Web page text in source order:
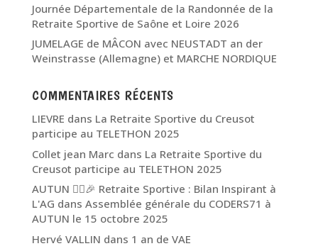
Journée Départementale de la Randonnée de la
Retraite Sportive de Saône et Loire 2026
JUMELAGE de MÂCON avec NEUSTADT an der
Weinstrasse (Allemagne) et MARCHE NORDIQUE
COMMENTAIRES RÉCENTS
LIEVRE dans La Retraite Sportive du Creusot
participe au TELETHON 2025
Collet jean Marc dans La Retraite Sportive du
Creusot participe au TELETHON 2025
AUTUN 🏃‍♂️🎉 Retraite Sportive : Bilan Inspirant à
L'AG dans Assemblée générale du CODERS71 à
AUTUN le 15 octobre 2025
Hervé VALLIN dans 1 an de VAE